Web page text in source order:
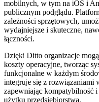
mobilnych, w tym na iOS i
publicznym podglądu.
zależności sprzętowych,
wydajniejsze i skuteczne,
łączności.
Dzięki Ditto organizacje
koszty operacyjne, tworząc
funkcjonalne w każdym
integruje się z rozwiązaniami
zapewniając kompatybilność
użytku przedsiębiorstwa.